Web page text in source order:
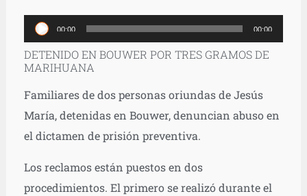
Reproductor
de
audio
00:00 00:00
DETENIDO EN BOUWER POR TRES GRAMOS DE
MARIHUANA
Familiares de dos personas oriundas de Jesús
María, detenidas en Bouwer, denuncian abuso en
el dictamen de prisión preventiva.
Los reclamos están puestos en dos
procedimientos. El primero se realizó durante el